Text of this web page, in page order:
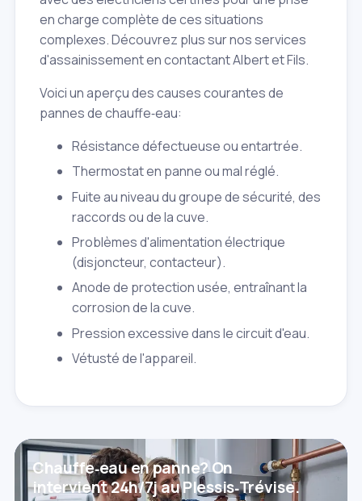
en charge complète de ces situations
complexes. Découvrez plus sur nos services
d'assainissement en contactant Albert et Fils.
Voici un aperçu des causes courantes de
pannes de chauffe‑eau:
Résistance défectueuse ou entartrée.
Thermostat en panne ou mal réglé.
Fuite au niveau du groupe de sécurité, des
raccords ou de la cuve.
Problèmes d'alimentation électrique
(disjoncteur, contacteur).
Anode de protection usée, entraînant la
corrosion de la cuve.
Pression excessive dans le circuit d'eau.
Vétusté de l'appareil.
Chauffe‑eau en panne? On
intervient 24h/7j au Plessis‑Trévise.